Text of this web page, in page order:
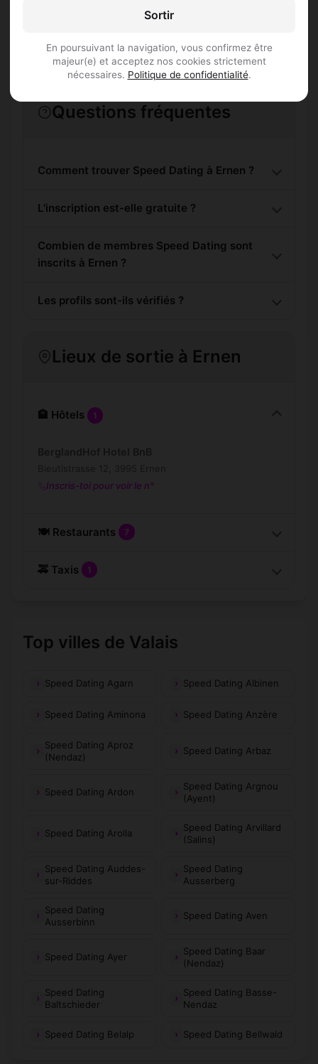
Sortir
En poursuivant la navigation, vous confirmez être
majeur(e) et acceptez nos cookies strictement
nécessaires. Politique de confidentialité.
Questions fréquentes
Comment trouver Speed Dating à Ernen ?
L'inscription est-elle gratuite ?
Combien de membres Speed Dating sont
inscrits à Ernen ?
Les profils sont-ils vérifiés ?
Lieux de sortie à Ernen
🏨 Hôtels 1
Inscris-toi pour voir le n°
🍽️ Restaurants 7
🚕 Taxis 1
Top villes de Valais
Speed Dating Agarn Speed Dating Albinen
Speed Dating Aminona Speed Dating Anzère
Speed Dating Aproz
(Nendaz)
Speed Dating Arbaz
Speed Dating Ardon
Speed Dating Argnou
(Ayent)
Speed Dating Arolla
Speed Dating Arvillard
(Salins)
Speed Dating Auddes-
sur-Riddes
Speed Dating
Ausserberg
Speed Dating
Ausserbinn
Speed Dating Aven
Speed Dating Ayer
Speed Dating Baar
(Nendaz)
Speed Dating
Baltschieder
Speed Dating Basse-
Nendaz
Speed Dating Belalp Speed Dating Bellwald